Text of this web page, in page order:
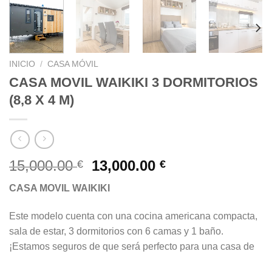
INICIO / CASA MÓVIL
CASA MOVIL WAIKIKI 3 DORMITORIOS
(8,8 X 4 M)
15,000.00€
El
precio
original
15,000.00 €.
13,000.00€El
13,000.00 €.
CASA MOVIL WAIKIKI
Este modelo cuenta con una cocina americana compacta,
sala de estar, 3 dormitorios con 6 camas y 1 baño.
¡Estamos seguros de que será perfecto para una casa de